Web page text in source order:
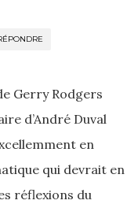
Gerry Rodgers
d’André Duval
en
qui devrait en
réflexions du